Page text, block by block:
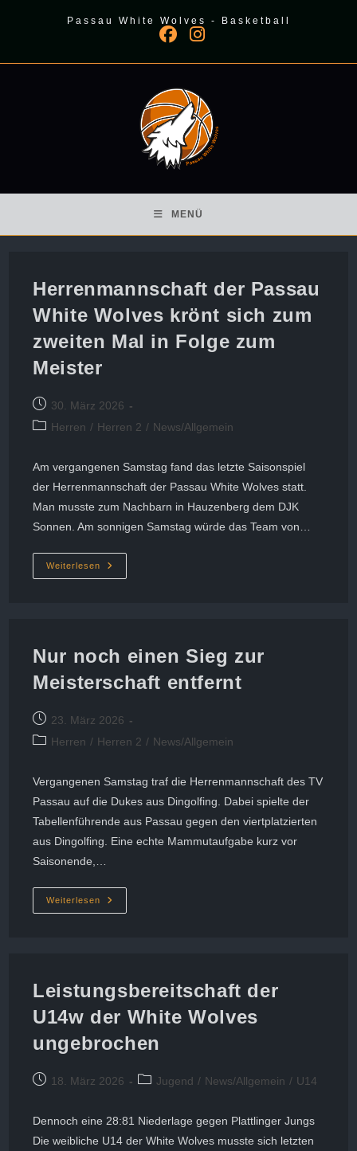
Passau White Wolves - Basketball
MENÜ
Herrenmannschaft der Passau
White Wolves krönt sich zum
zweiten Mal in Folge zum
Meister
Beitrag
veröffentlicht:
30. März 2026
Beitrags-
Herren / Herren 2 / News/Allgemein
Am vergangenen Samstag fand das letzte Saisonspiel
der Herrenmannschaft der Passau White Wolves statt.
Man musste zum Nachbarn in Hauzenberg dem DJK
Sonnen. Am sonnigen Samstag würde das Team von…
Weiterlesen
Herrenmannschaft
Der
Zweiten
Mal
In
Folge
Nur noch einen Sieg zur
Meisterschaft entfernt
Beitrag
veröffentlicht:
23. März 2026
Beitrags-
Herren / Herren 2 / News/Allgemein
Vergangenen Samstag traf die Herrenmannschaft des TV
Passau auf die Dukes aus Dingolfing. Dabei spielte der
Tabellenführende aus Passau gegen den viertplatzierten
aus Dingolfing. Eine echte Mammutaufgabe kurz vor
Saisonende,…
Weiterlesen
Nur
Noch
Leistungsbereitschaft der
U14w der White Wolves
ungebrochen
Beitrag18. März 2026
Beitrags-
Jugend / News/Allgemein / U14
Dennoch eine 28:81 Niederlage gegen Plattlinger Jungs
Die weibliche U14 der White Wolves musste sich letzten